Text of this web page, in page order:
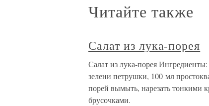
Читайте также
Салат из лука-порея
Салат из лука-порея
зелени петрушки, 100 мл
порей вымыть, нарезать тонкими
брусочками.